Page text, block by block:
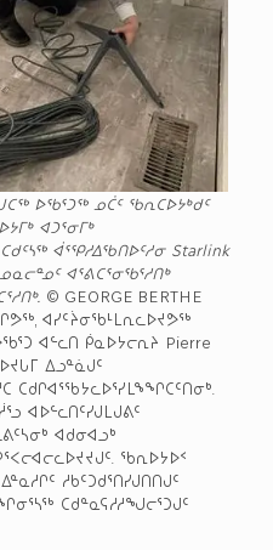
ᐅᖃᕐᑐᖅ ᓄᑖᑦ ᖃᕆᑕᐅᔭᒃᑯᑦ
ᐊᑐᕐᓂᒥᒃ
ᐋᕐᕿᓱᐃᖃᑎᐅᑦᓱᓂ Starlink
ᐊᕐᕕᑕᕐᓂᖃᕐᓱᑎᒃ
© GEORGE BERTHE
ᐊᓯᑦᔩᓂᖃᒻᒪᕆᓚᐅᔪᕗᖅ
ᐊᓪᓚᑎ ᑮᓇᐅᔭᓕᕆᔨ Pierre
ᐃᓗᓐᓈᒍᑦ
ᑕᑯᒋᐊᕐᖃᔭᓚᐅᕐᓯᒪᖕᖏᑕᑦᑎᓂᒃ.
ᐊᐅᓪᓚᑎᑦᓯᒍᒪᒍᕕᑦ
ᐊᑯᓂᐊᓗᒃ
ᖃᕆᐅᔭᐅᑉ
ᓱᑲᑦᑐᑯᕐᑎᓯᒍᑎᑎᒍᑦ
ᑕᑯᓐᓇᕋᓱᓱᖑᓕᕐᑐᒍᑦ